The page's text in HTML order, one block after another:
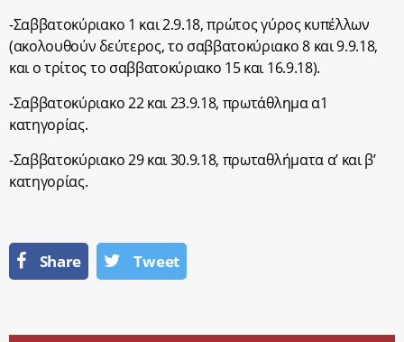
-Σαββατοκύριακο 1 και 2.9.18, πρώτος γύρος κυπέλλων
(ακολουθούν δεύτερος, το σαββατοκύριακο 8 και 9.9.18,
και ο τρίτος το σαββατοκύριακο 15 και 16.9.18).
-Σαββατοκύριακο 22 και 23.9.18, πρωτάθλημα α1
κατηγορίας.
-Σαββατοκύριακο 29 και 30.9.18, πρωταθλήματα α’ και β’
κατηγορίας.
Share Tweet